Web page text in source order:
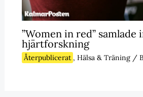
”Women in red” samlade
hjärtforskning
Återpublicerat , Hälsa & Träning/